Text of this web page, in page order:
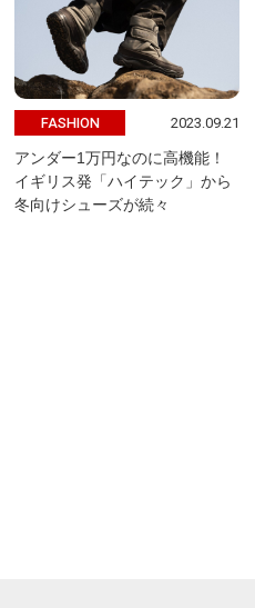
FASHION 2023.09.21
アンダー1万円なのに高機能！
イギリス発「ハイテック」から
冬向けシューズが続々